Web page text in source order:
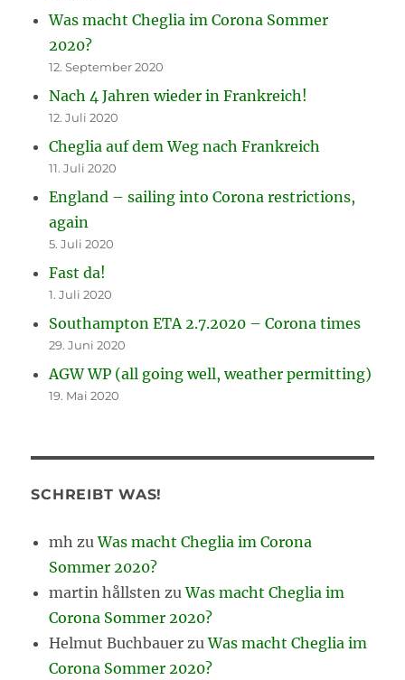
Was macht Cheglia im Corona Sommer
2020?
12. September 2020
Nach 4 Jahren wieder in Frankreich!
12. Juli 2020
Cheglia auf dem Weg nach Frankreich
11. Juli 2020
England – sailing into Corona restrictions,
again
5. Juli 2020
Fast da!
1. Juli 2020
Southampton ETA 2.7.2020 – Corona times
29. Juni 2020
AGW WP (all going well, weather permitting)
19. Mai 2020
SCHREIBT WAS!
mh zuWas macht Cheglia im Corona
Sommer 2020?
martin hållsten zuWas macht Cheglia im
Corona Sommer 2020?
Helmut Buchbauer zuWas macht Cheglia im
Corona Sommer 2020?